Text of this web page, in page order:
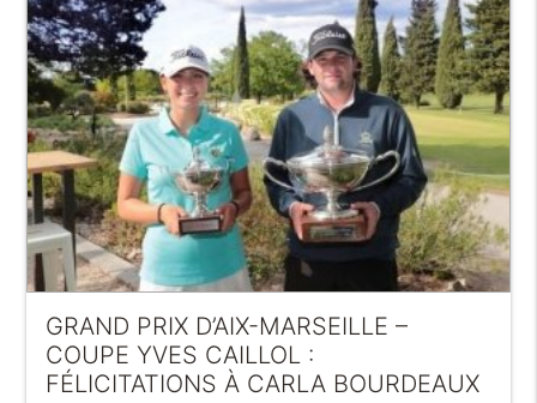
GRAND PRIX D’AIX-MARSEILLE –
COUPE YVES CAILLOL :
FÉLICITATIONS À CARLA BOURDEAUX